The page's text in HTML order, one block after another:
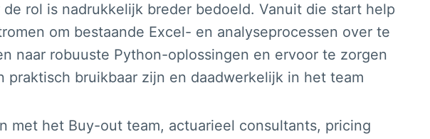
rol is nadrukkelijk breder bedoeld. Vanuit die start help
om bestaande Excel- en analyseprocessen over te
naar robuuste Python-oplossingen en ervoor te zorgen
praktisch bruikbaar zijn en daadwerkelijk in het team
met het Buy-out team, actuarieel consultants, pricing